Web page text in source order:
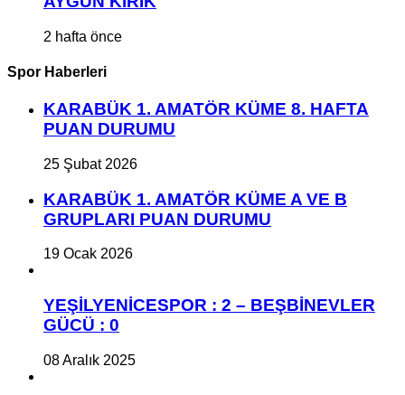
2 hafta önce
Spor Haberleri
KARABÜK 1. AMATÖR KÜME 8. HAFTA
PUAN DURUMU
25 Şubat 2026
KARABÜK 1. AMATÖR KÜME A VE B
GRUPLARI PUAN DURUMU
19 Ocak 2026
YEŞİLYENİCESPOR : 2 – BEŞBİNEVLER
GÜCÜ : 0
08 Aralık 2025